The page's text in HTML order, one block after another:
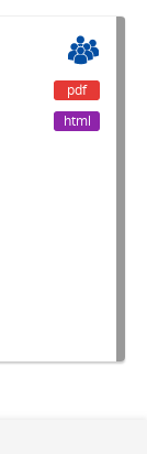
pdf
html